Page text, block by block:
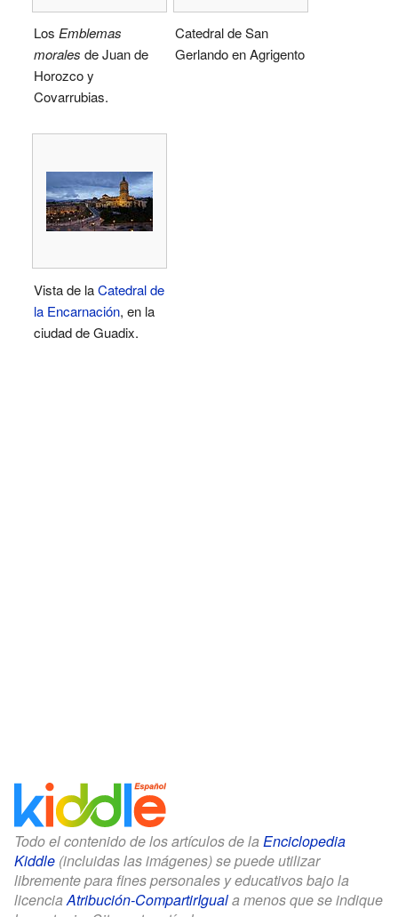
Los Emblemas
morales de Juan de
Horozco y
Covarrubias.
Catedral de San
Gerlando en Agrigento
Vista de laCatedral de
la Encarnación, en la
ciudad de Guadix.
Todo el contenido de los artículos de la Enciclopedia
Kiddle (incluidas las imágenes) se puede utilizar
libremente para fines personales y educativos bajo la
licenciaAtribución-CompartirIguala menos que se indique